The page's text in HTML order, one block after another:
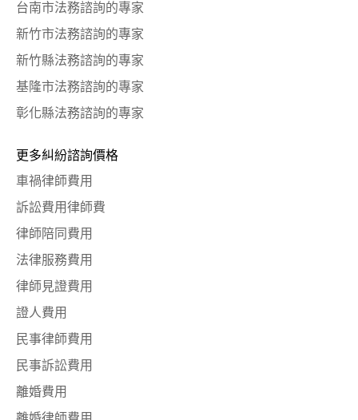
台南市法務諮詢的專家
新竹市法務諮詢的專家
新竹縣法務諮詢的專家
基隆市法務諮詢的專家
彰化縣法務諮詢的專家
更多糾紛諮詢價格
車禍律師費用
訴訟費用律師費
律師陪同費用
法律服務費用
律師見證費用
證人費用
民事律師費用
民事訴訟費用
離婚費用